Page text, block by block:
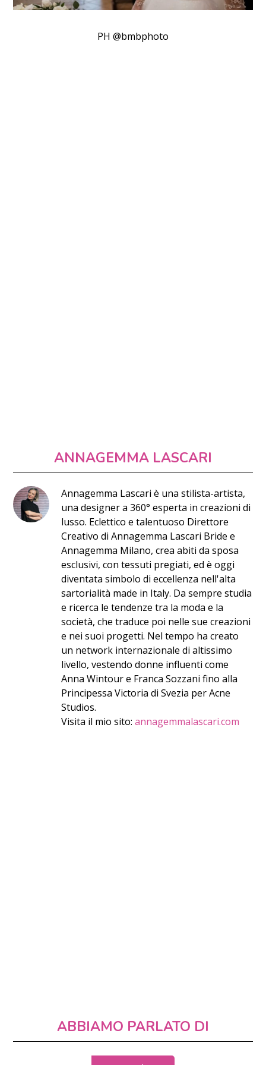
PH @bmbphoto
ANNAGEMMA LASCARI
Annagemma Lascari è una stilista-artista,
una designer a 360° esperta in creazioni di
lusso. Eclettico e talentuoso Direttore
Creativo di Annagemma Lascari Bride e
Annagemma Milano, crea abiti da sposa
esclusivi, con tessuti pregiati, ed è oggi
diventata simbolo di eccellenza nell'alta
sartorialità made in Italy. Da sempre studia
e ricerca le tendenze tra la moda e la
società, che traduce poi nelle sue creazioni
e nei suoi progetti. Nel tempo ha creato
un network internazionale di altissimo
livello, vestendo donne influenti come
Anna Wintour e Franca Sozzani fino alla
Principessa Victoria di Svezia per Acne
Studios.
Visita il mio sito:annagemmalascari.com
ABBIAMO PARLATO DI